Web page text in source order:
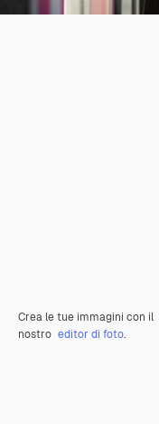
Crea le tue immagini con il
nostro editor di foto.